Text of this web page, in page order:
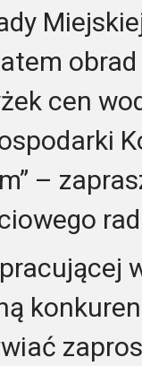
cen
–